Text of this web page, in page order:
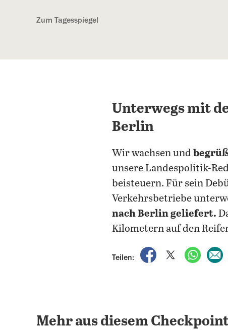
Zum Tagesspiegel
Unterwegs mit
Berlin
Wir wachsen und
unsere Landespolitik-
beisteuern. Für sein
Verkehrsbetriebe
nach Berlin geliefert.
Kilometern auf den
Teilen:
auf Facebook teilen
auf X teilen
per
Mehr aus diesem